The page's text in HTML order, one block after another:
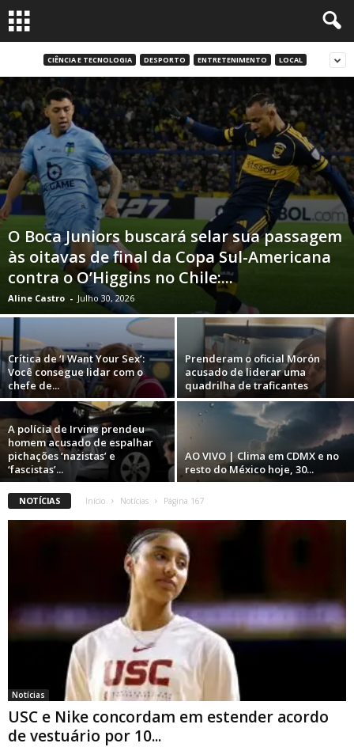
CIÊNCIA E TECNOLOGIA DESPORTO ENTRETENIMENTO LOCAL
O Boca Juniors buscará selar sua passagem
às oitavas de final da Copa Sul-Americana
contra o O’Higgins no Chile:...
Aline Castro - Julho 30, 2026
Crítica de ‘I Want Your Sex’:
Você consegue lidar com o
chefe de...
Prenderam o oficial Morón
acusado de liderar uma
quadrilha de traficantes
A polícia de Irvine prendeu
homem acusado de espalhar
pichações ‘nazistas’ e
‘fascistas’...
AO VIVO | Clima em CDMX e no
resto do México hoje, 30...
NOTÍCIAS Início Notícias Página 167
Notícias
USC e Nike concordam em estender acordo
de vestuário por 10...